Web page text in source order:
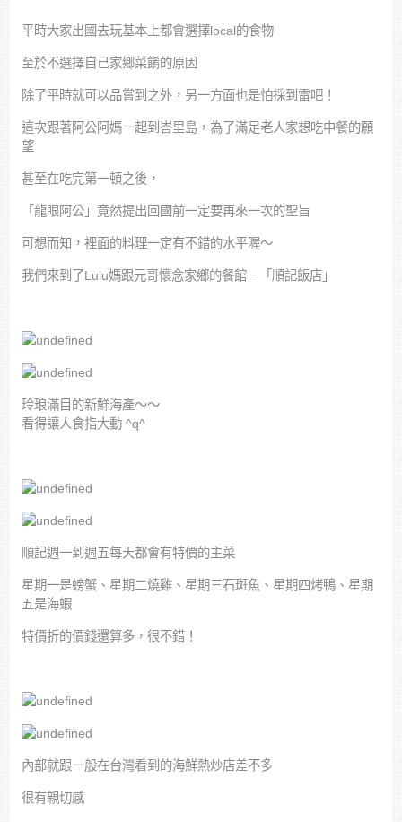
平時大家出國去玩基本上都會選擇local的食物
至於不選擇自己家鄉菜餚的原因
除了平時就可以品嘗到之外，另一方面也是怕採到雷吧！
這次跟著阿公阿媽一起到峇里島，為了滿足老人家想吃中餐的願
望
甚至在吃完第一頓之後，
「龍眼阿公」竟然提出回國前一定要再來一次的聖旨
可想而知，裡面的料理一定有不錯的水平喔～
我們來到了Lulu媽跟元哥懷念家鄉的餐館－「順記飯店」
玲琅滿目的新鮮海產～～
看得讓人食指大動 ^q^
順記週一到週五每天都會有特價的主菜
星期一是螃蟹、星期二燒雞、星期三石斑魚、星期四烤鴨、星期
五是海蝦
特價折的價錢還算多，很不錯！
內部就跟一般在台灣看到的海鮮熱炒店差不多
很有親切感